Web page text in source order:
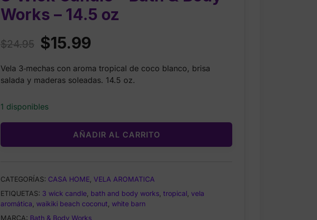
Works – 14.5 oz
$24.95 Original
was:
$15.99
is:
Vela 3‑mechas con aroma tropical de coco blanco, brisa
salada y maderas soleadas. 14.5 oz.
1 disponibles
AÑADIR AL CARRITO
CATEGORÍAS: CASA HOME VELA AROMATICA
ETIQUETAS: 3 wick candle bath and body works tropical vela
aromática waikiki beach coconut white barn
MARCA: Bath & Body Works